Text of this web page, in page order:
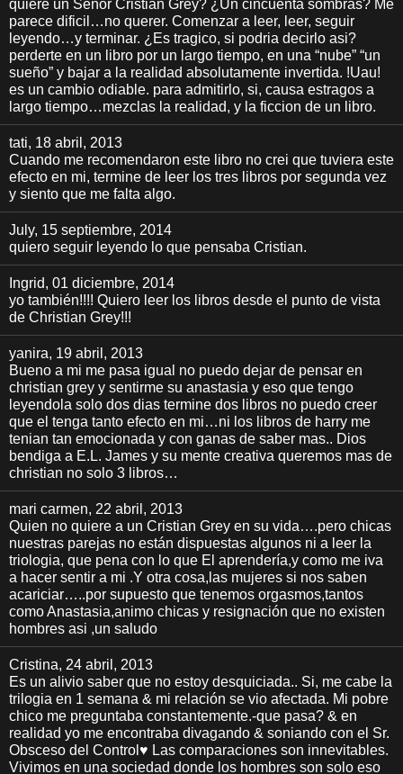
quiere un Señor Cristian Grey? ¿Un cincuenta sombras? Me
parece dificil…no querer. Comenzar a leer, leer, seguir
leyendo…y terminar. ¿Es tragico, si podria decirlo asi?
perderte en un libro por un largo tiempo, en una “nube” “un
sueño” y bajar a la realidad absolutamente invertida. !Uau!
es un cambio odiable. para admitirlo, si, causa estragos a
largo tiempo…mezclas la realidad, y la ficcion de un libro.
tati, 18 abril, 2013
Cuando me recomendaron este libro no crei que tuviera este
efecto en mi, termine de leer los tres libros por segunda vez
y siento que me falta algo.
July, 15 septiembre, 2014
quiero seguir leyendo lo que pensaba Cristian.
Ingrid, 01 diciembre, 2014
yo también!!!! Quiero leer los libros desde el punto de vista
de Christian Grey!!!
yanira, 19 abril, 2013
Bueno a mi me pasa igual no puedo dejar de pensar en
christian grey y sentirme su anastasia y eso que tengo
leyendola solo dos dias termine dos libros no puedo creer
que el tenga tanto efecto en mi…ni los libros de harry me
tenian tan emocionada y con ganas de saber mas.. Dios
bendiga a E.L. James y su mente creativa queremos mas de
christian no solo 3 libros…
mari carmen, 22 abril, 2013
Quien no quiere a un Cristian Grey en su vida….pero chicas
nuestras parejas no están dispuestas algunos ni a leer la
triologia, que pena con lo que El aprendería,y como me iva
a hacer sentir a mi .Y otra cosa,las mujeres si nos saben
acariciar…..por supuesto que tenemos orgasmos,tantos
como Anastasia,animo chicas y resignación que no existen
hombres asi ,un saludo
Cristina, 24 abril, 2013
Es un alivio saber que no estoy desquiciada.. Si, me cabe la
trilogia en 1 semana & mi relación se vio afectada. Mi pobre
chico me preguntaba constantemente.-que pasa? & en
realidad yo me encontraba divagando & soniando con el Sr.
Obsceso del Control♥ Las comparaciones son innevitables.
Vivimos en una sociedad donde los hombres son solo eso